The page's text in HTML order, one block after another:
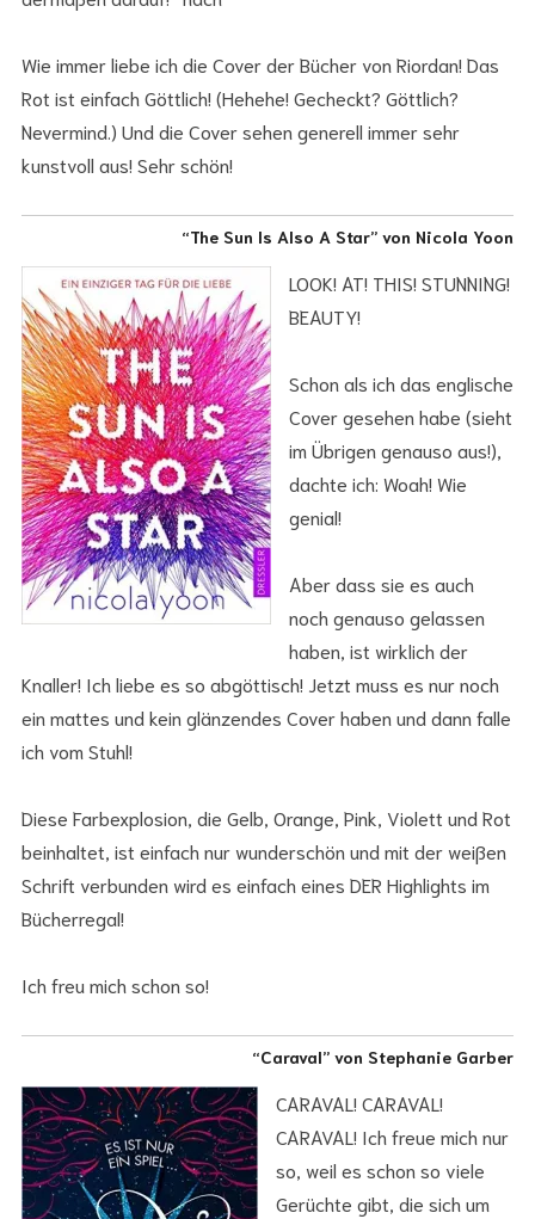
Wie immer liebe ich die Cover der Bücher von Riordan! Das
Rot ist einfach Göttlich! (Hehehe! Gecheckt? Göttlich?
Nevermind.) Und die Cover sehen generell immer sehr
kunstvoll aus! Sehr schön!
“The Sun Is Also A Star” von Nicola Yoon
LOOK! AT! THIS! STUNNING!
BEAUTY!
Schon als ich das englische
Cover gesehen habe (sieht
im Übrigen genauso aus!),
dachte ich: Woah! Wie
genial!
Aber dass sie es auch
noch genauso gelassen
haben, ist wirklich der
Knaller! Ich liebe es so abgöttisch! Jetzt muss es nur noch
ein mattes und kein glänzendes Cover haben und dann falle
ich vom Stuhl!
Diese Farbexplosion, die Gelb, Orange, Pink, Violett und Rot
beinhaltet, ist einfach nur wunderschön und mit der weißen
Schrift verbunden wird es einfach eines DER Highlights im
Bücherregal!
Ich freu mich schon so!
“Caraval” von Stephanie Garber
CARAVAL! CARAVAL!
CARAVAL! Ich freue mich nur
so, weil es schon so viele
Gerüchte gibt, die sich um